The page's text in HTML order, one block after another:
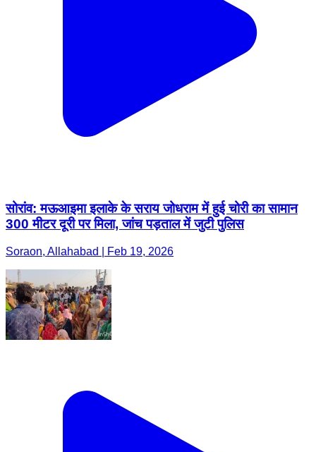
सोरांव: मऊआइमा इलाके के सराय जोधराम में हुई चोरी का सामान
300 मीटर दूरी पर मिला, जांच पड़ताल में जुटी पुलिस
Soraon, Allahabad | Feb 19, 2026